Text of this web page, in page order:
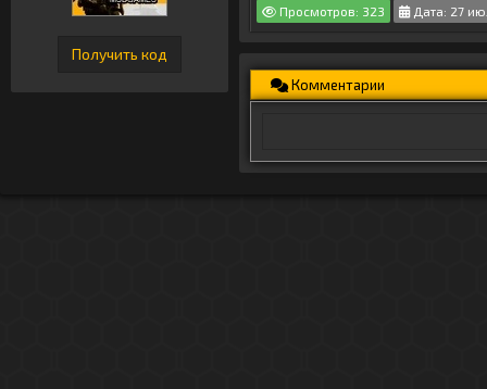
Просмотров: 323 Дата: 27
Комментарии